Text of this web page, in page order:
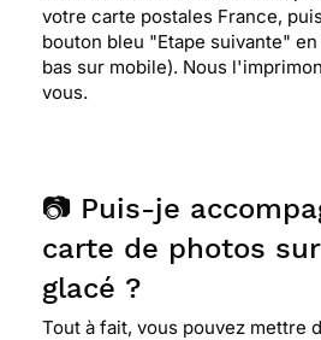
votre carte postales France,
bouton bleu "Etape suivante"
bas sur mobile). Nous
vous.
📷 Puis-je
carte de photos
glacé ?
Tout à fait, vous pouvez mettre